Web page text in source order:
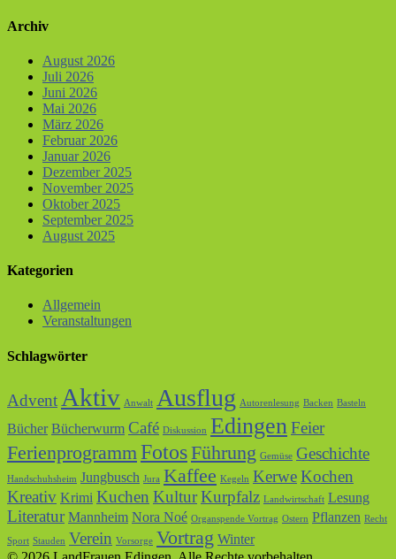
Archiv
August 2026
Juli 2026
Juni 2026
Mai 2026
März 2026
Februar 2026
Januar 2026
Dezember 2025
November 2025
Oktober 2025
September 2025
August 2025
Kategorien
Allgemein
Veranstaltungen
Schlagwörter
Advent Aktiv Anwalt Ausflug Autorenlesung Backen Basteln
Bücher Bücherwurm Café Diskussion Edingen Feier
Ferienprogramm FotosFührung Gemüse Geschichte
Handschuhsheim Jungbusch Jura Kaffee Kegeln KerweKochen
Kreativ Krimi Kuchen KulturKurpfalz Landwirtschaft Lesung
Literatur Mannheim Nora Noé Organspende Vortrag Ostern Pflanzen Recht
Sport Stauden Verein Vorsorge Vortrag Winter